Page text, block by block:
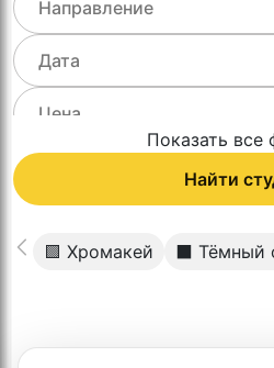
Показать все
Найти
🟩 Хромакей ⬛️ Тёмный